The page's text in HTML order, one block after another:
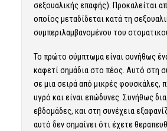
σεξουαλικής επαφής). Προκαλείται
οποίος μεταδίδεται κατά τη
συμπεριλαμβανομένου του
Το πρώτο σύμπτωμα είναι συνήθως
καφετί σημάδια στο πέος. Αυτό στη
σε μια σειρά από μικρές φουσκάλες,
υγρό και είναι επώδυνες. Συνήθως
εβδομάδες, και στη συνέχεια
αυτό δεν σημαίνει ότι έχετε